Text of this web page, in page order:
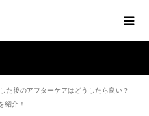
た後のアフターケアはどうしたら良い？
紹介！